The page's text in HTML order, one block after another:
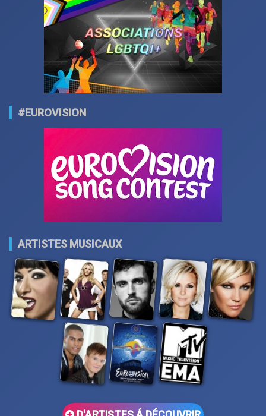
#EUROVISION
ARTISTES MUSICAUX